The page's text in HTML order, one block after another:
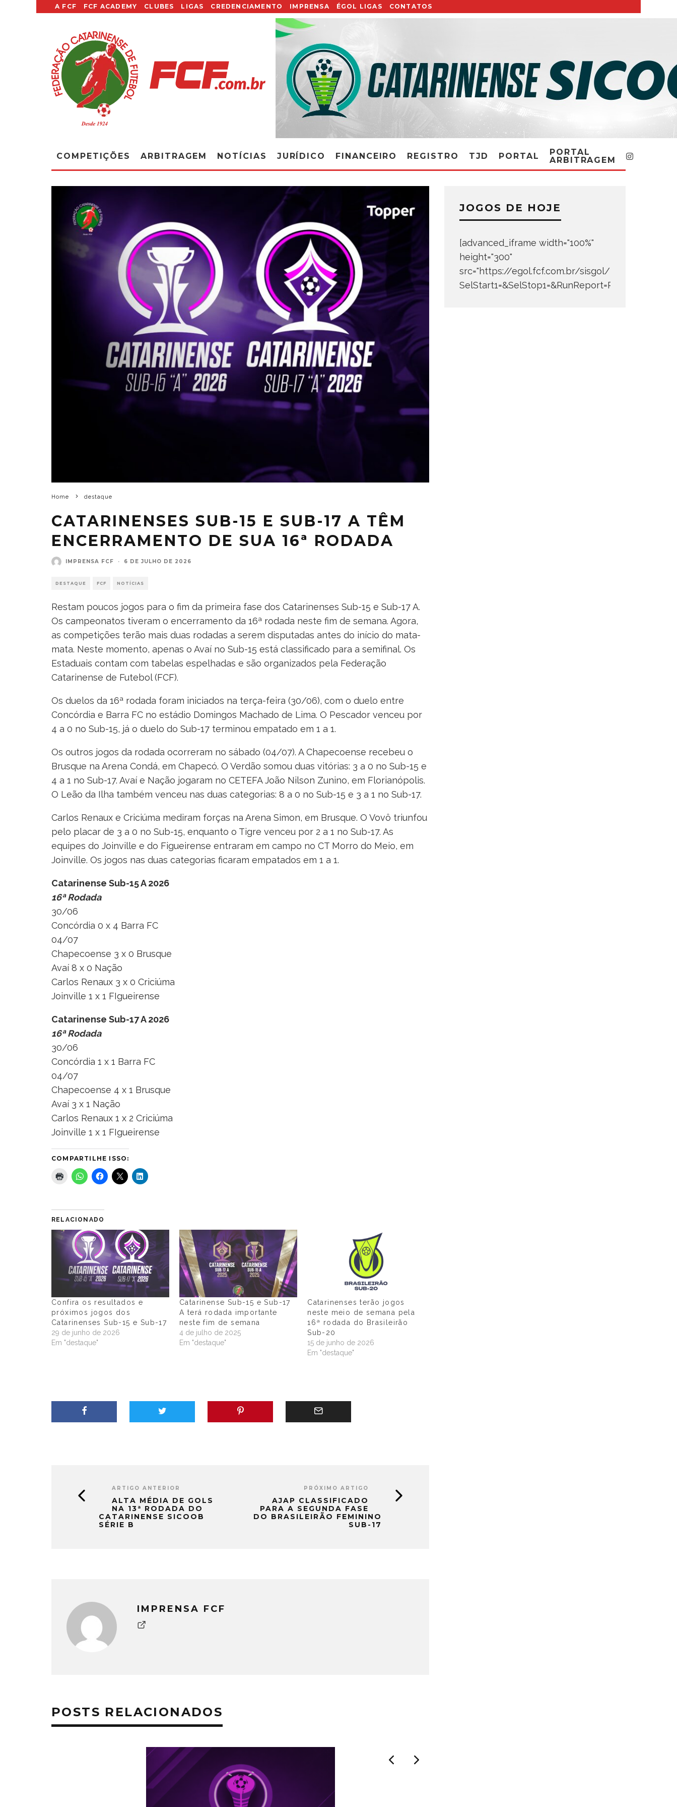
A FCF FCF ACADEMY CLUBES LIGAS CREDENCIAMENTO IMPRENSA ÉGOL LIGAS CONTATOS
COMPETIÇÕES ARBITRAGEM NOTÍCIAS JURÍDICO FINANCEIRO REGISTRO TJD PORTAL
PORTAL
ARBITRAGEM
Home destaque
CATARINENSES SUB-15 E SUB-17 A TÊM
ENCERRAMENTO DE SUA 16ª RODADA
IMPRENSA FCF · 6 DE JULHO DE 2026
DESTAQUE FCF NOTÍCIAS
Restam poucos jogos para o fim da primeira fase dos Catarinenses Sub-15 e Sub-17 A.
Os campeonatos tiveram o encerramento da 16ª rodada neste fim de semana. Agora,
as competições terão mais duas rodadas a serem disputadas antes do início do mata-
mata. Neste momento, apenas o Avaí no Sub-15 está classificado para a semifinal. Os
Estaduais contam com tabelas espelhadas e são organizados pela Federação
Catarinense de Futebol (FCF).
Os duelos da 16ª rodada foram iniciados na terça-feira (30/06), com o duelo entre
Concórdia e Barra FC no estádio Domingos Machado de Lima. O Pescador venceu por
4 a 0 no Sub-15, já o duelo do Sub-17 terminou empatado em 1 a 1.
Os outros jogos da rodada ocorreram no sábado (04/07). A Chapecoense recebeu o
Brusque na Arena Condá, em Chapecó. O Verdão somou duas vitórias: 3 a 0 no Sub-15 e
4 a 1 no Sub-17. Avaí e Nação jogaram no CETEFA João Nilson Zunino, em Florianópolis.
O Leão da Ilha também venceu nas duas categorias: 8 a 0 no Sub-15 e 3 a 1 no Sub-17.
Carlos Renaux e Criciúma mediram forças na Arena Simon, em Brusque. O Vovô triunfou
pelo placar de 3 a 0 no Sub-15, enquanto o Tigre venceu por 2 a 1 no Sub-17. As
equipes do Joinville e do Figueirense entraram em campo no CT Morro do Meio, em
Joinville. Os jogos nas duas categorias ficaram empatados em 1 a 1.
Catarinense Sub-15 A 2026
16ª Rodada
30/06
Concórdia 0 x 4 Barra FC
04/07
Chapecoense 3 x 0 Brusque
Avaí 8 x 0 Nação
Carlos Renaux 3 x 0 Criciúma
Joinville 1 x 1 FIgueirense
Catarinense Sub-17 A 2026
16ª Rodada
30/06
Concórdia 1 x 1 Barra FC
04/07
Chapecoense 4 x 1 Brusque
Avaí 3 x 1 Nação
Carlos Renaux 1 x 2 Criciúma
Joinville 1 x 1 FIgueirense
COMPARTILHE ISSO:
RELACIONADO
Confira os resultados e
próximos jogos dos
Catarinenses Sub-15 e Sub-17
29 de junho de 2026
Em "destaque"
Catarinense Sub-15 e Sub-17
A terá rodada importante
neste fim de semana
4 de julho de 2025
Em "destaque"
Catarinenses terão jogos
neste meio de semana pela
16ª rodada do Brasileirão
Sub-20
15 de junho de 2026
Em "destaque"
ARTIGO ANTERIOR
ALTA MÉDIA DE GOLS
NA 13ª RODADA DO
CATARINENSE SICOOB
SÉRIE B
PRÓXIMO ARTIGO
AJAP CLASSIFICADO
PARA A SEGUNDA FASE
DO BRASILEIRÃO FEMININO
SUB-17
IMPRENSA FCF
POSTS RELACIONADOS
JOGOS DE HOJE
[advanced_iframe width="100%"
height="300"
src="https://egol.fcf.com.br/sisgol/
SelStart1=&SelStop1=&RunReport=Run+Report"]